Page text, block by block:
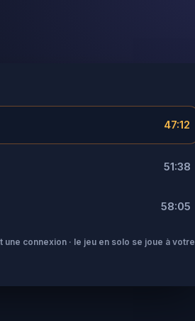
47:12
51:38
58:05
connexion · le jeu en solo se joue à votre